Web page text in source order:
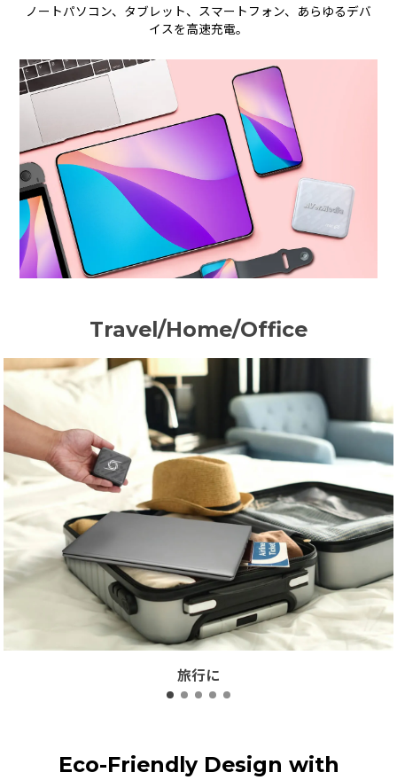
ノートパソコン、タブレット、スマートフォン、あらゆるデバ
イスを高速充電。
Travel/Home/Office
旅行に
Eco-Friendly Design with